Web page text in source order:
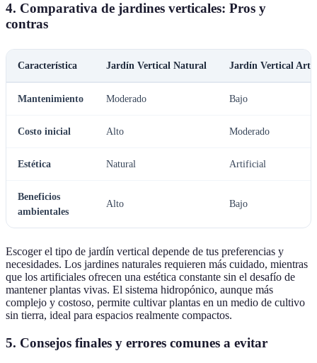
4. Comparativa de jardines verticales: Pros y
contras
Característica Jardín Vertical Natural Jardín Vertical
Mantenimiento Moderado Bajo
Costo inicial Alto Moderado
Estética Natural Artificial
Beneficios
ambientales
Alto Bajo
Escoger el tipo de jardín vertical depende de tus preferencias y
necesidades. Los jardines naturales requieren más cuidado, mientras
que los artificiales ofrecen una estética constante sin el desafío de
mantener plantas vivas. El sistema hidropónico, aunque más
complejo y costoso, permite cultivar plantas en un medio de cultivo
sin tierra, ideal para espacios realmente compactos.
5. Consejos finales y errores comunes a evitar